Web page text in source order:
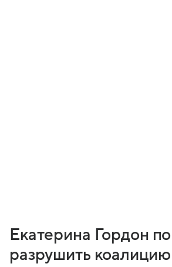
Екатерина Гордон
разрушить коалицию